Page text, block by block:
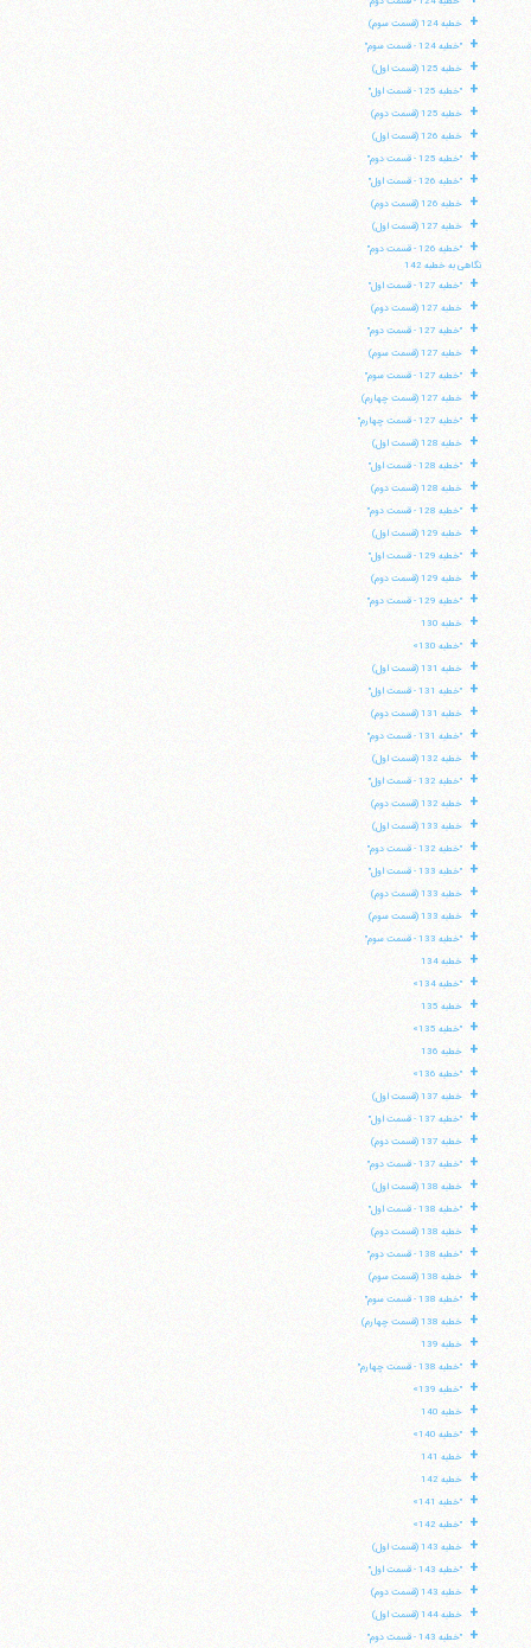
+ خطبه 124 (قسمت سوم)
+ "خطبه 124 - قسمت سوم"
+ خطبه 125 (قسمت اول)
+ "خطبه 125 - قسمت اول"
+ خطبه 125 (قسمت دوم)
+ خطبه 126 (قسمت اول)
+ "خطبه 125 - قسمت دوم"
+ "خطبه 126 - قسمت اول"
+ خطبه 126 (قسمت دوم)
+ خطبه 127 (قسمت اول)
+
"خطبه 126 - قسمت دوم"
نگاهی به خطبه 142
+ "خطبه 127 - قسمت اول"
+ خطبه 127 (قسمت دوم)
+ "خطبه 127 - قسمت دوم"
+ خطبه 127 (قسمت سوم)
+ "خطبه 127 - قسمت سوم"
+ خطبه 127 (قسمت چهارم)
+ "خطبه 127 - قسمت چهارم"
+ خطبه 128 (قسمت اول)
+ "خطبه 128 - قسمت اول"
+ خطبه 128 (قسمت دوم)
+ "خطبه 128 - قسمت دوم"
+ خطبه 129 (قسمت اول)
+ "خطبه 129 - قسمت اول"
+ خطبه 129 (قسمت دوم)
+ "خطبه 129 - قسمت دوم"
+ خطبه 130
+ "خطبه 130»
+ خطبه 131 (قسمت اول)
+ "خطبه 131 - قسمت اول"
+ خطبه 131 (قسمت دوم)
+ "خطبه 131 - قسمت دوم"
+ خطبه 132 (قسمت اول)
+ "خطبه 132 - قسمت اول"
+ خطبه 132 (قسمت دوم)
+ خطبه 133 (قسمت اول)
+ "خطبه 132 - قسمت دوم"
+ "خطبه 133 - قسمت اول"
+ خطبه 133 (قسمت دوم)
+ خطبه 133 (قسمت سوم)
+ "خطبه 133 - قسمت سوم"
+ خطبه 134
+ "خطبه 134»
+ خطبه 135
+ "خطبه 135»
+ خطبه 136
+ "خطبه 136»
+ خطبه 137 (قسمت اول)
+ "خطبه 137 - قسمت اول"
+ خطبه 137 (قسمت دوم)
+ "خطبه 137 - قسمت دوم"
+ خطبه 138 (قسمت اول)
+ "خطبه 138 - قسمت اول"
+ خطبه 138 (قسمت دوم)
+ "خطبه 138 - قسمت دوم"
+ خطبه 138 (قسمت سوم)
+ "خطبه 138 - قسمت سوم"
+ خطبه 138 (قسمت چهارم)
+ خطبه 139
+ "خطبه 138 - قسمت چهارم"
+ "خطبه 139»
+ خطبه 140
+ "خطبه 140»
+ خطبه 141
+ خطبه 142
+ "خطبه 141»
+ "خطبه 142»
+ خطبه 143 (قسمت اول)
+ "خطبه 143 - قسمت اول"
+ خطبه 143 (قسمت دوم)
+ خطبه 144 (قسمت اول)
+ "خطبه 143 - قسمت دوم"